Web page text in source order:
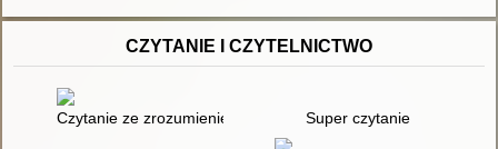
CZYTANIE I CZYTELNICTWO
Czytanie ze zrozumieniem : nauka uważnego czytania
Super czytanie